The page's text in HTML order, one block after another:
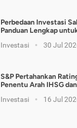
Perbedaan Investasi
Panduan Lengkap
Investasi 30 Jul
S&P Pertahankan
Penentu Arah IHSG
Investasi 16 Jul